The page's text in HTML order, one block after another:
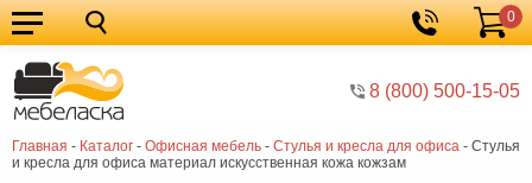
8 (800) 500-15-05
Корзина
0
Главная - Каталог - Офисная мебель - Стулья и кресла для офиса - Стулья
и кресла для офиса материал искусственная кожа кожзам
Кухонные
гарнитуры
Мебель
для
кухни
Мебель
для
Кровати